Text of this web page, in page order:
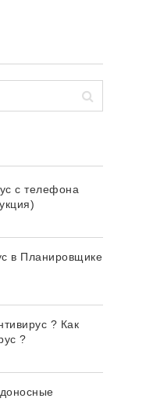
с телефона
в Планировщике
? Как
?